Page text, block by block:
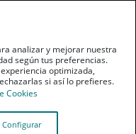
analizar y mejorar nuestra
según tus preferencias.
optimizada,
si así lo prefieres.
Cookies
Configurar